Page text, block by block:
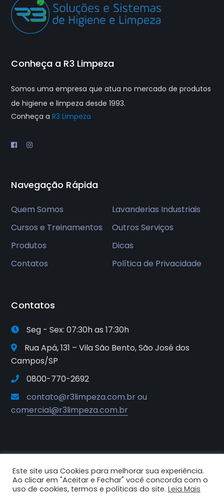
Conheça a R3 Limpeza
Somos uma empresa que atua no mercado de produtos
de higiene e limpeza desde 1993.
Conheça aR3 Limpeza
Navegação Rápida
Quem Somos
Lavanderias Industriais
Cursos e Treinamentos
Outros Serviços
Produtos
Dicas
Contatos
Política de Privacidade
Contatos
Seg - Sex: 07:30h as 17:30h
Rua Apá, 131 – Vila São Bento, São José dos
Campos/SP
0800-770-2692
contato@r3limpeza.com.br ou
comercial@r3limpeza.com.br
2025© R3 Soluções e Sistemas de
Higiene e Limpeza. Todos os
direitos reservados.
Este site usa Cookies para melhorar sua experiência.
Ao clicar em "Aceitar e Fechar" você concorda com o
uso de cookies, termos e políticas do site. Leia Mais